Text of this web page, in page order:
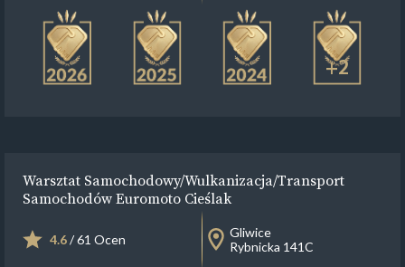
+2
Warsztat Samochodowy/Wulkanizacja/Transport
Samochodów Euromoto Cieślak
4.6/ 61 Ocen
Gliwice
Rybnicka 141C